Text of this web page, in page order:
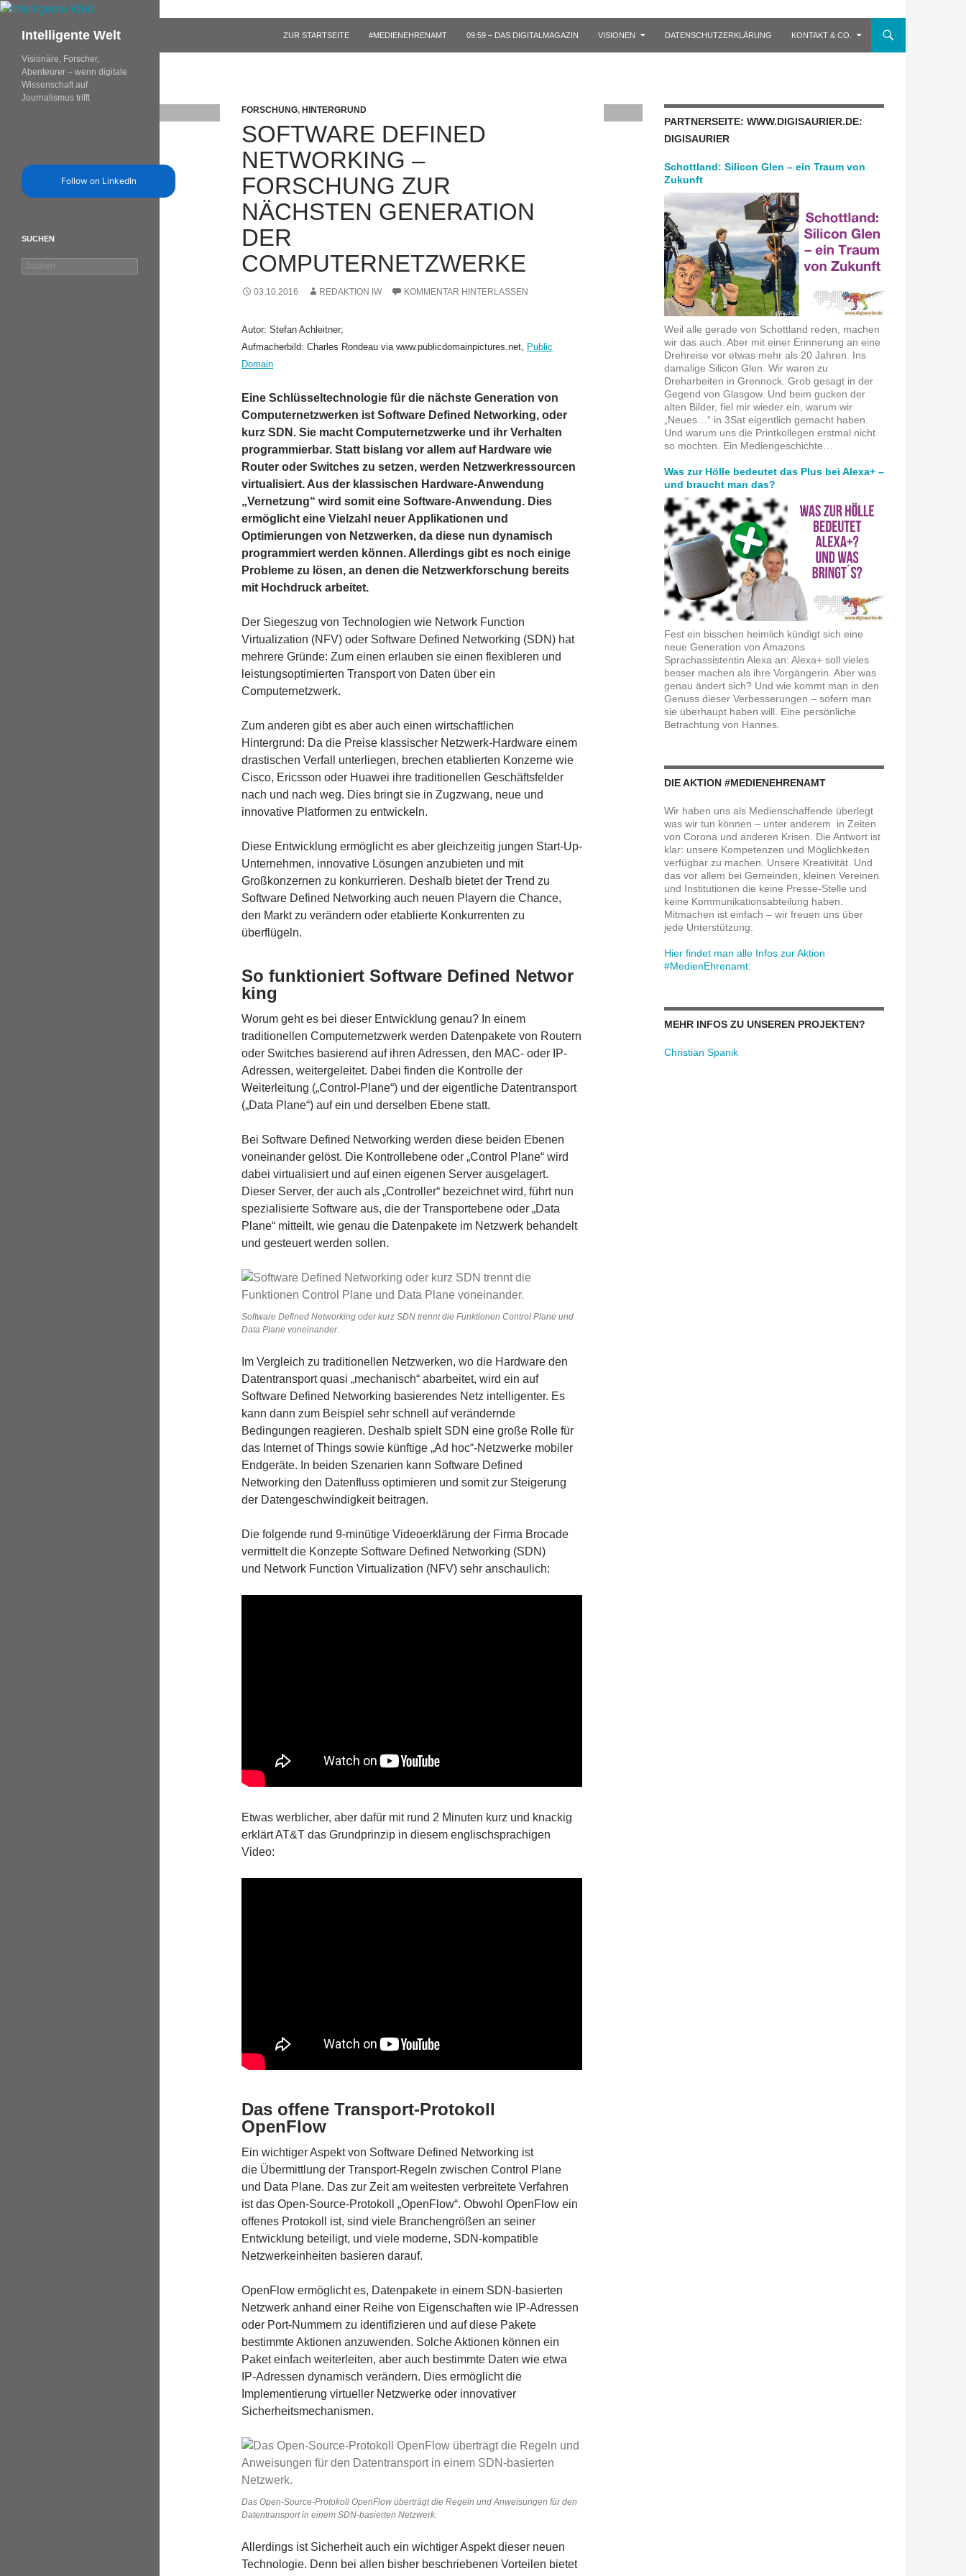
Zum
springenIntelligente Welt ZUR STARTSEITE #MEDIENEHRENAMT 09:59 – DAS DIGITALMAGAZIN VISIONEN DATENSCHUTZERKLÄRUNG KONTAKT & CO.
FORSCHUNG, HINTERGRUND
SOFTWARE DEFINED
NETWORKING –
FORSCHUNG ZUR
NÄCHSTEN GENERATION
DER
COMPUTERNETZWERKE
03.10.2016 REDAKTION IW KOMMENTAR HINTERLASSEN
Autor: Stefan Achleitner;
Aufmacherbild: Charles Rondeau via www.publicdomainpictures.net,
Public
Domain
Eine Schlüsseltechnologie für die nächste Generation von
Computernetzwerken ist Software Defined Networking, oder
kurz SDN. Sie macht Computernetzwerke und ihr Verhalten
programmierbar. Statt bislang vor allem auf Hardware wie
Router oder Switches zu setzen, werden Netzwerkressourcen
virtualisiert. Aus der klassischen Hardware-Anwendung
„Vernetzung“ wird somit eine Software-Anwendung. Dies
ermöglicht eine Vielzahl neuer Applikationen und
Optimierungen von Netzwerken, da diese nun dynamisch
programmiert werden können. Allerdings gibt es noch einige
Probleme zu lösen, an denen die Netzwerkforschung bereits
mit Hochdruck arbeitet.
Der Siegeszug von Technologien wie Network Function
Virtualization (NFV) oder Software Defined Networking (SDN) hat
mehrere Gründe: Zum einen erlauben sie einen flexibleren und
leistungsoptimierten Transport von Daten über ein
Computernetzwerk.
Zum anderen gibt es aber auch einen wirtschaftlichen
Hintergrund: Da die Preise klassischer Netzwerk-Hardware einem
drastischen Verfall unterliegen, brechen etablierten Konzerne wie
Cisco, Ericsson oder Huawei ihre traditionellen Geschäftsfelder
nach und nach weg. Dies bringt sie in Zugzwang, neue und
innovative Platformen zu entwickeln.
Diese Entwicklung ermöglicht es aber gleichzeitig jungen Start-Up-
Unternehmen, innovative Lösungen anzubieten und mit
Großkonzernen zu konkurrieren. Deshalb bietet der Trend zu
Software Defined Networking auch neuen Playern die Chance,
den Markt zu verändern oder etablierte Konkurrenten zu
überflügeln.
So funktioniert Software Defined Networ
king
Worum geht es bei dieser Entwicklung genau? In einem
traditionellen Computernetzwerk werden Datenpakete von Routern
oder Switches basierend auf ihren Adressen, den MAC- oder IP-
Adressen, weitergeleitet. Dabei finden die Kontrolle der
Weiterleitung („Control-Plane“) und der eigentliche Datentransport
(„Data Plane“) auf ein und derselben Ebene statt.
Bei Software Defined Networking werden diese beiden Ebenen
voneinander gelöst. Die Kontrollebene oder „Control Plane“ wird
dabei virtualisiert und auf einen eigenen Server ausgelagert.
Dieser Server, der auch als „Controller“ bezeichnet wird, führt nun
spezialisierte Software aus, die der Transportebene oder „Data
Plane“ mitteilt, wie genau die Datenpakete im Netzwerk behandelt
und gesteuert werden sollen.
Software Defined Networking oder kurz SDN trennt die Funktionen Control Plane und
Data Plane voneinander.
Im Vergleich zu traditionellen Netzwerken, wo die Hardware den
Datentransport quasi „mechanisch“ abarbeitet, wird ein auf
Software Defined Networking basierendes Netz intelligenter. Es
kann dann zum Beispiel sehr schnell auf verändernde
Bedingungen reagieren. Deshalb spielt SDN eine große Rolle für
das Internet of Things sowie künftige „Ad hoc“-Netzwerke mobiler
Endgeräte. In beiden Szenarien kann Software Defined
Networking den Datenfluss optimieren und somit zur Steigerung
der Datengeschwindigkeit beitragen.
Die folgende rund 9-minütige Videoerklärung der Firma Brocade
vermittelt die Konzepte Software Defined Networking (SDN)
und Network Function Virtualization (NFV) sehr anschaulich:
Etwas werblicher, aber dafür mit rund 2 Minuten kurz und knackig
erklärt AT&T das Grundprinzip in diesem englischsprachigen
Video:
Das offene Transport-Protokoll
OpenFlow
Ein wichtiger Aspekt von Software Defined Networking ist
die Übermittlung der Transport-Regeln zwischen Control Plane
und Data Plane. Das zur Zeit am weitesten verbreitete Verfahren
ist das Open-Source-Protokoll „OpenFlow“. Obwohl OpenFlow ein
offenes Protokoll ist, sind viele Branchengrößen an seiner
Entwicklung beteiligt, und viele moderne, SDN-kompatible
Netzwerkeinheiten basieren darauf.
OpenFlow ermöglicht es, Datenpakete in einem SDN-basierten
Netzwerk anhand einer Reihe von Eigenschaften wie IP-Adressen
oder Port-Nummern zu identifizieren und auf diese Pakete
bestimmte Aktionen anzuwenden. Solche Aktionen können ein
Paket einfach weiterleiten, aber auch bestimmte Daten wie etwa
IP-Adressen dynamisch verändern. Dies ermöglicht die
Implementierung virtueller Netzwerke oder innovativer
Sicherheitsmechanismen.
Das Open-Source-Protokoll OpenFlow überträgt die Regeln und Anweisungen für den
Datentransport in einem SDN-basierten Netzwerk.
Allerdings ist Sicherheit auch ein wichtiger Aspekt dieser neuen
Technologie. Denn bei allen bisher beschriebenen Vorteilen bietet
PARTNERSEITE: WWW.DIGISAURIER.DE:
DIGISAURIER
Schottland: Silicon Glen – ein Traum von
Zukunft
Weil alle gerade von Schottland reden, machen
wir das auch. Aber mit einer Erinnerung an eine
Drehreise vor etwas mehr als 20 Jahren. Ins
damalige Silicon Glen. Wir waren zu
Dreharbeiten in Grennock. Grob gesagt in der
Gegend von Glasgow. Und beim gucken der
alten Bilder, fiel mir wieder ein, warum wir
„Neues…“ in 3Sat eigentlich gemacht haben.
Und warum uns die Printkollegen erstmal nicht
so mochten. Ein Mediengeschichte…
Was zur Hölle bedeutet das Plus bei Alexa+ –
und braucht man das?
Fest ein bisschen heimlich kündigt sich eine
neue Generation von Amazons
Sprachassistentin Alexa an: Alexa+ soll vieles
besser machen als ihre Vorgängerin. Aber was
genau ändert sich? Und wie kommt man in den
Genuss dieser Verbesserungen – sofern man
sie überhaupt haben will. Eine persönliche
Betrachtung von Hannes.
DIE AKTION #MEDIENEHRENAMT
Wir haben uns als Medienschaffende überlegt
was wir tun können – unter anderem in Zeiten
von Corona und anderen Krisen. Die Antwort ist
klar: unsere Kompetenzen und Möglichkeiten
verfügbar zu machen. Unsere Kreativität. Und
das vor allem bei Gemeinden, kleinen Vereinen
und Institutionen die keine Presse-Stelle und
keine Kommunikationsabteilung haben.
Mitmachen ist einfach – wir freuen uns über
jede Unterstützung:
Hier findet man alle Infos zur Aktion
#MedienEhrenamt:
MEHR INFOS ZU UNSEREN PROJEKTEN?
Christian Spanik
Visionäre, Forscher,
Abenteurer – wenn digitale
Wissenschaft auf
Journalismus trifft
Follow on LinkedIn
SUCHEN
Suchen
nach: